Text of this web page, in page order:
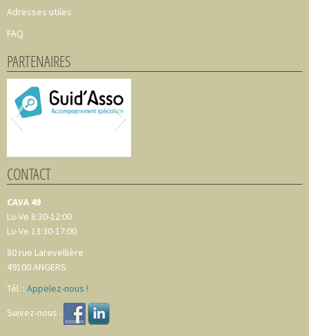
Adresses utiles
FAQ
PARTENAIRES
CONTACT
CAVA 49
Lu-Ve 8:30-12:00
Lu-Ve 13:30-17:00
80 rue Larevellière
49100ANGERS
Tél. : Appelez-nous !
Suivez-nous :